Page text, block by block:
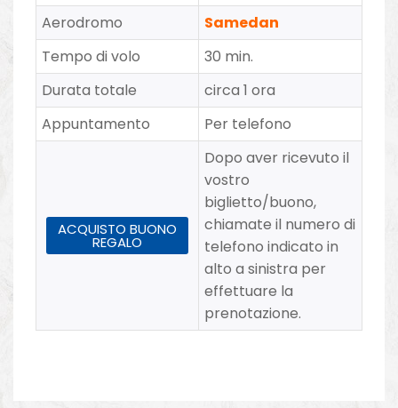
Aerodromo
Samedan
Tempo di volo
30 min.
Durata totale
circa 1 ora
Appuntamento
Per telefono
ACQUISTO BUONO
REGALO
Dopo aver ricevuto il
vostro
biglietto/buono,
chiamate il numero di
telefono indicato in
alto a sinistra per
effettuare la
prenotazione.